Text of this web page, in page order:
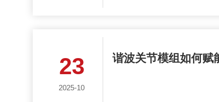
23
2025-10
谐波关节模组如何赋